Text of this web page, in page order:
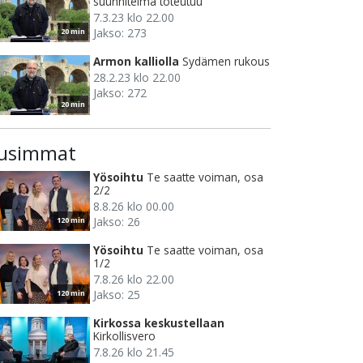
20 min
7.3.23 klo 22.00
Jakso: 273
20 min
Armon kalliolla Sydämen rukous
28.2.23 klo 22.00
Jakso: 272
120 min
Yösoihtu Te saatte voiman, osa
2/2
8.8.26 klo 00.00
Jakso: 26
120 min
Yösoihtu Te saatte voiman, osa
1/2
7.8.26 klo 22.00
Jakso: 25
Kirkossa keskustellaan
Kirkollisvero
7.8.26 klo 21.45